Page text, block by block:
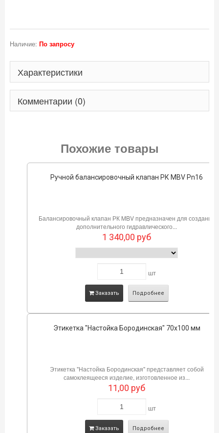
Наличие: По запросу
Характеристики
Комментарии (0)
Похожие товары
Ручной балансировочный клапан РК MBV Pn16
Балансировочный клапан РК MBV предназначен для создания
дополнительного гидравлического...
1 340,00 руб
шт
Заказать Подробнее
Этикетка "Настойка Бородинская" 70х100 мм
Этикетка "Настойка Бородинская" представляет собой
самоклеящееся изделие, изготовленное из...
11,00 руб
шт
Заказать Подробнее